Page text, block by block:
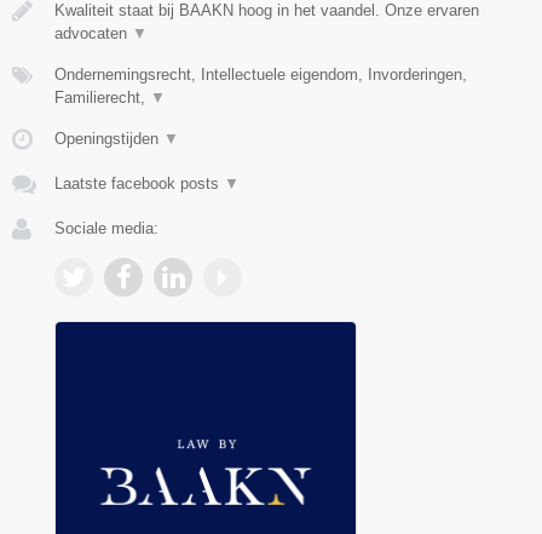
Kwaliteit staat bij BAAKN hoog in het vaandel. Onze ervaren
advocaten ▼
Ondernemingsrecht, Intellectuele eigendom, Invorderingen,
Familierecht, ▼
Openingstijden ▼
Laatste facebook posts ▼
Sociale media: